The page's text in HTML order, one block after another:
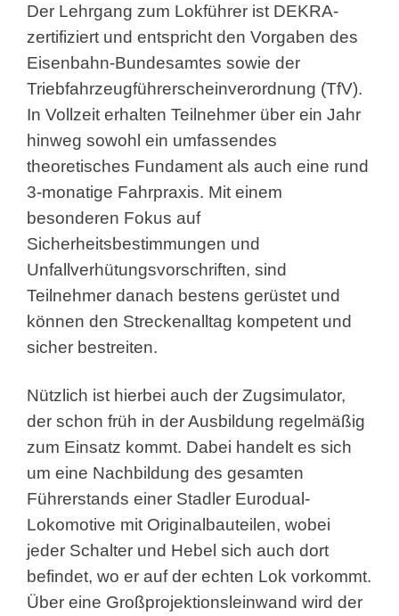
Der Lehrgang zum Lokführer ist DEKRA-
zertifiziert und entspricht den Vorgaben des
Eisenbahn-Bundesamtes sowie der
Triebfahrzeugführerscheinverordnung (TfV).
In Vollzeit erhalten Teilnehmer über ein Jahr
hinweg sowohl ein umfassendes
theoretisches Fundament als auch eine rund
3-monatige Fahrpraxis. Mit einem
besonderen Fokus auf
Sicherheitsbestimmungen und
Unfallverhütungsvorschriften, sind
Teilnehmer danach bestens gerüstet und
können den Streckenalltag kompetent und
sicher bestreiten.
Nützlich ist hierbei auch der Zugsimulator,
der schon früh in der Ausbildung regelmäßig
zum Einsatz kommt. Dabei handelt es sich
um eine Nachbildung des gesamten
Führerstands einer Stadler Eurodual-
Lokomotive mit Originalbauteilen, wobei
jeder Schalter und Hebel sich auch dort
befindet, wo er auf der echten Lok vorkommt.
Über eine Großprojektionsleinwand wird der